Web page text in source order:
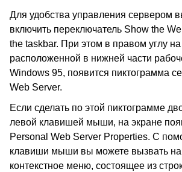
Для удобства управления сервером
включить переключатель Show the
the taskbar. При этом в правом углу
расположенной в нижней части
Windows 95, появится пиктограмма
Web Server.
Если сделать по этой пиктограмме
левой клавишей мыши, на экране
Personal Web Server Properties. С
клавиши мыши вы можете вызвать на
контекстное меню, состоящее из